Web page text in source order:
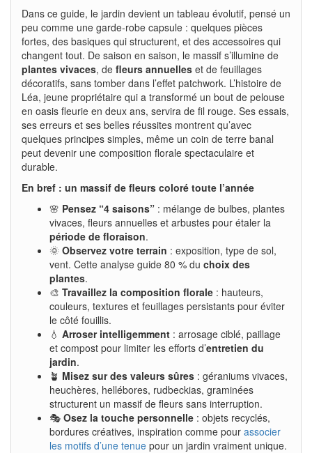
Dans ce guide, le jardin devient un tableau évolutif, pensé un
peu comme une garde‑robe capsule : quelques pièces
fortes, des basiques qui structurent, et des accessoires qui
changent tout. De saison en saison, le massif s’illumine de
plantes vivaces, de fleurs annuelles et de feuillages
décoratifs, sans tomber dans l’effet patchwork. L’histoire de
Léa, jeune propriétaire qui a transformé un bout de pelouse
en oasis fleurie en deux ans, servira de fil rouge. Ses essais,
ses erreurs et ses belles réussites montrent qu’avec
quelques principes simples, même un coin de terre banal
peut devenir une composition florale spectaculaire et
durable.
En bref : un massif de fleurs coloré toute l’année
🌸 Pensez “4 saisons” : mélange de bulbes, plantes
vivaces, fleurs annuelles et arbustes pour étaler la
période de floraison.
🌞 Observez votre terrain : exposition, type de sol,
vent. Cette analyse guide 80 % du choix des
plantes.
🎨 Travaillez la composition florale : hauteurs,
couleurs, textures et feuillages persistants pour éviter
le côté fouillis.
💧 Arroser intelligemment : arrosage ciblé, paillage
et compost pour limiter les efforts d’entretien du
jardin.
🪴 Misez sur des valeurs sûres : géraniums vivaces,
heuchères, hellébores, rudbeckias, graminées
structurent un massif de fleurs sans interruption.
🎭 Osez la touche personnelle : objets recyclés,
bordures créatives, inspiration comme pour associer
les motifs d’une tenue pour un jardin vraiment unique.